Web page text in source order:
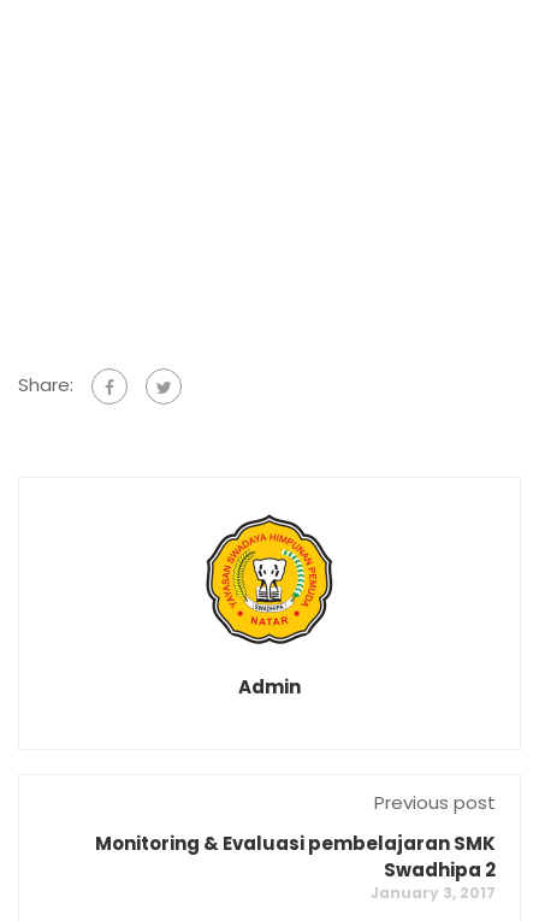
Share:
Admin
Previous post
Monitoring & Evaluasi pembelajaran SMK
Swadhipa 2
January 3, 2017